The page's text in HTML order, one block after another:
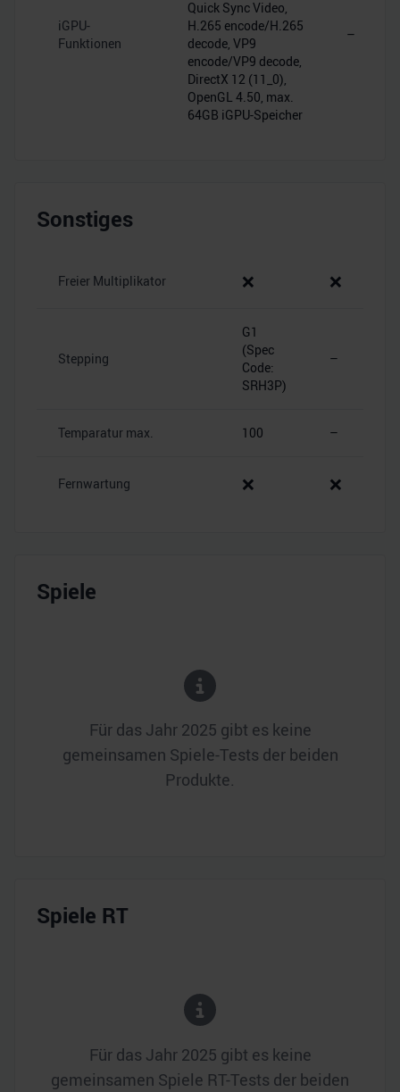
iGPU-
Funktionen
Quick Sync Video,
H.265 encode/H.265
decode, VP9
encode/VP9 decode,
DirectX 12 (11_0),
OpenGL 4.50, max.
64GB iGPU-Speicher
–
Sonstiges
Freier Multiplikator ❌ ❌
Stepping
G1
(Spec
Code:
SRH3P)
–
Temparatur max. 100 –
Fernwartung ❌ ❌
Spiele
Für das Jahr 2025 gibt es keine
gemeinsamen Spiele-Tests der beiden
Produkte.
Spiele RT
Für das Jahr 2025 gibt es keine
gemeinsamen Spiele RT-Tests der beiden